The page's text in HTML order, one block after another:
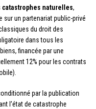
catastrophes naturelles,
sur un partenariat public-privé
du droit des
dans tous les
financée par une
12% pour les contrats
par la publication
l’état de catastrophe